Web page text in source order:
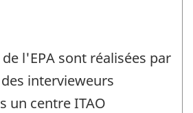
l'EPA sont réalisées par
intervieweurs
un centre ITAO